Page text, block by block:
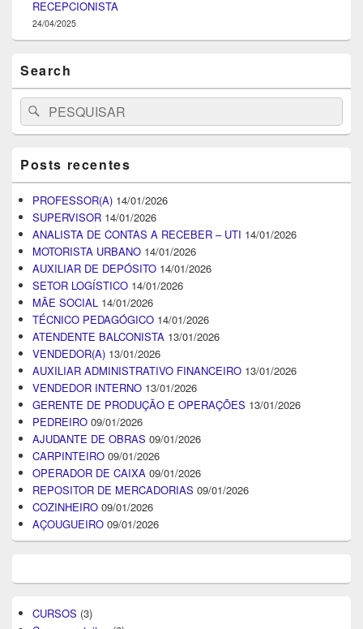
RECEPCIONISTA
24/04/2025
Search
Search
for:
Pesquisar
Posts recentes
PROFESSOR(A) 14/01/2026
SUPERVISOR 14/01/2026
ANALISTA DE CONTAS A RECEBER – UTI 14/01/2026
MOTORISTA URBANO 14/01/2026
AUXILIAR DE DEPÓSITO 14/01/2026
SETOR LOGÍSTICO 14/01/2026
MÃE SOCIAL 14/01/2026
TÉCNICO PEDAGÓGICO 14/01/2026
ATENDENTE BALCONISTA 13/01/2026
VENDEDOR(A) 13/01/2026
AUXILIAR ADMINISTRATIVO FINANCEIRO 13/01/2026
VENDEDOR INTERNO 13/01/2026
GERENTE DE PRODUÇÃO E OPERAÇÕES 13/01/2026
PEDREIRO 09/01/2026
AJUDANTE DE OBRAS 09/01/2026
CARPINTEIRO 09/01/2026
OPERADOR DE CAIXA 09/01/2026
REPOSITOR DE MERCADORIAS 09/01/2026
COZINHEIRO 09/01/2026
AÇOUGUEIRO 09/01/2026
CURSOS (3)